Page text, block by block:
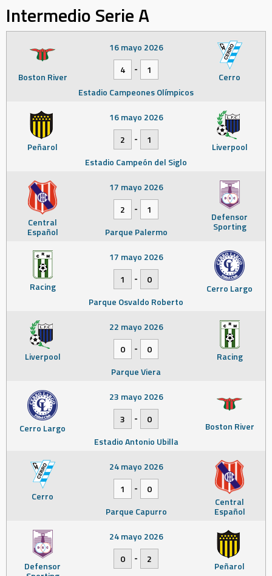
Intermedio Serie A
Boston River Cerro
16 mayo 2026
4
-
1
Estadio Campeones Olímpicos
Peñarol Liverpool
16 mayo 2026
2
-
1
Estadio Campeón del Siglo
Central
Español
Defensor
Sporting
17 mayo 2026
2
-
1
Parque Palermo
Racing Cerro Largo
17 mayo 2026
1
-
0
Parque Osvaldo Roberto
Liverpool Racing
22 mayo 2026
0
-
0
Parque Viera
Cerro Largo Boston River
23 mayo 2026
3
-
0
Estadio Antonio Ubilla
Cerro Central
Español
24 mayo 2026
1
-
0
Parque Capurro
Defensor Peñarol
24 mayo 2026
0
-
2